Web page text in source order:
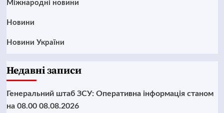
Міжнародні новини
Новини
Новини України
Недавні записи
Генеральний штаб ЗСУ: Оперативна інформація станом
на 08.00 08.08.2026